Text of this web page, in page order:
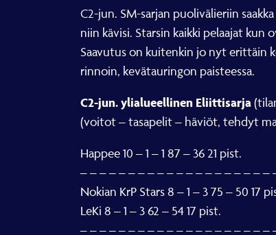
C2-jun. SM-sarjan puolivälieriin
niin kävisi. Starsin kaikki pelaajat
Saavutus on kuitenkin jo nyt erittäin
rinnoin, kevätauringon paisteessa.
C2-jun. ylialueellinen Eliittisarja
(voitot – tasapelit – häviöt, tehdyt
Happee 10 – 1 – 1 87 – 36 21 pist.
– – – – – – – – – – – – – – – – – – – –
Nokian KrP Stars 8 – 1 – 3 75 – 50 17
LeKi 8 – 1 – 3 62 – 54 17 pist.
– – – – – – – – – – – – – – – – – – – –